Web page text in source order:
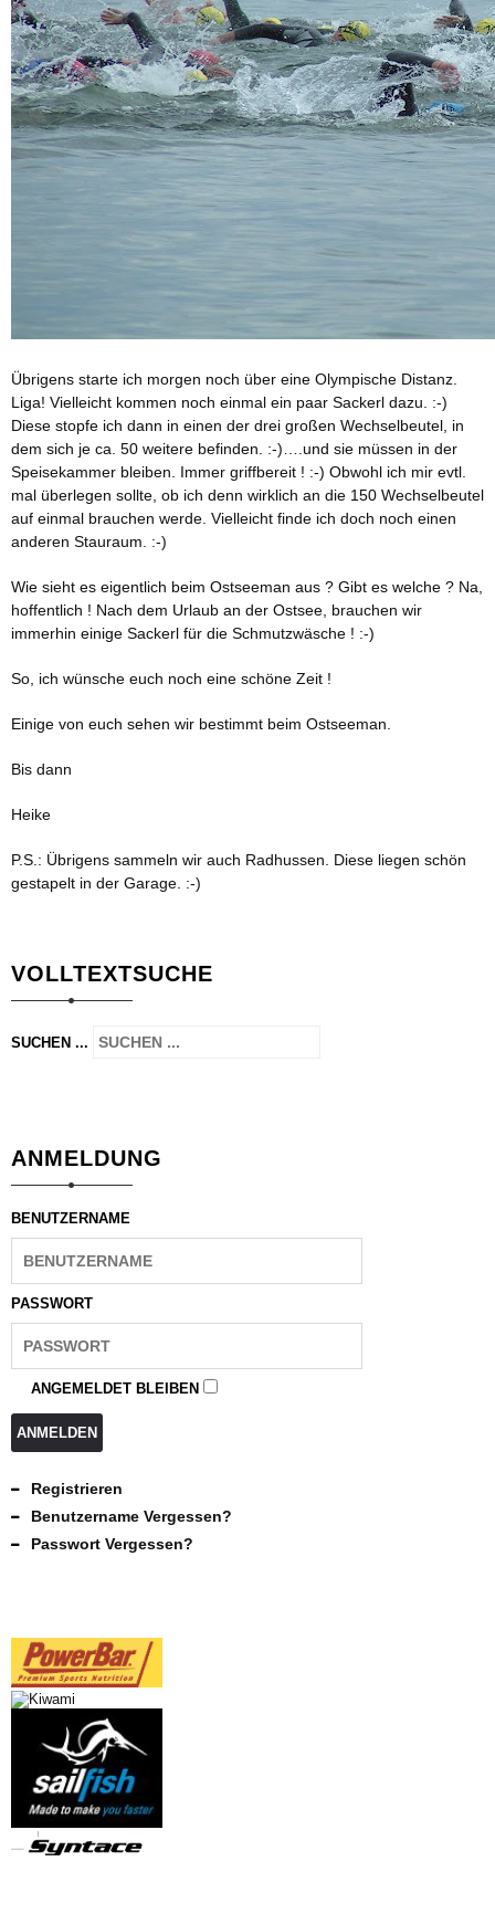
Übrigens starte ich morgen noch über eine Olympische Distanz.
Liga! Vielleicht kommen noch einmal ein paar Sackerl dazu. :-)
Diese stopfe ich dann in einen der drei großen Wechselbeutel, in
dem sich je ca. 50 weitere befinden. :-)….und sie müssen in der
Speisekammer bleiben. Immer griffbereit ! :-) Obwohl ich mir evtl.
mal überlegen sollte, ob ich denn wirklich an die 150 Wechselbeutel
auf einmal brauchen werde. Vielleicht finde ich doch noch einen
anderen Stauraum. :-)
Wie sieht es eigentlich beim Ostseeman aus ? Gibt es welche ? Na,
hoffentlich ! Nach dem Urlaub an der Ostsee, brauchen wir
immerhin einige Sackerl für die Schmutzwäsche ! :-)
So, ich wünsche euch noch eine schöne Zeit !
Einige von euch sehen wir bestimmt beim Ostseeman.
Bis dann
Heike
P.S.: Übrigens sammeln wir auch Radhussen. Diese liegen schön
gestapelt in der Garage. :-)
VOLLTEXTSUCHE
SUCHEN ...
ANMELDUNG
BENUTZERNAME
PASSWORT
ANGEMELDET BLEIBEN
ANMELDEN
Registrieren
Benutzername Vergessen?
Passwort Vergessen?